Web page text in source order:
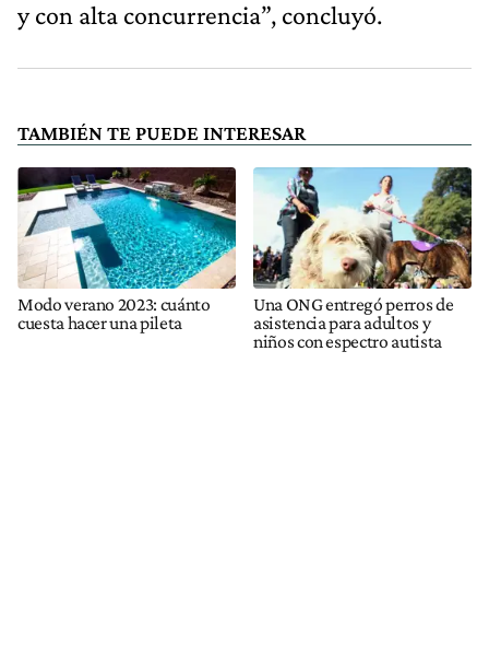
y con alta concurrencia”, concluyó.
TAMBIÉN TE PUEDE INTERESAR
Modo verano 2023: cuánto
cuesta hacer una pileta
Una ONG entregó perros de
asistencia para adultos y
niños con espectro autista